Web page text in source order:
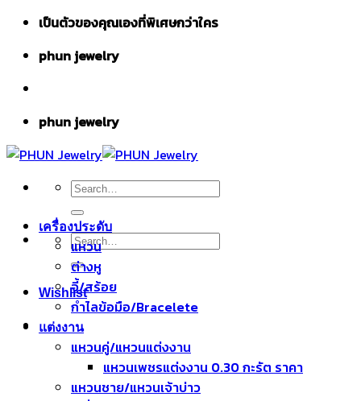
Skip
content
เป็นตัวของคุณเองที่พิเศษกว่าใคร
phun jewelry
phun jewelry
Search
for:
Search
for:
Wishlist
เครื่องประดับ
แหวน
ต่างหู
จี้/สร้อย
กำไลข้อมือ/Bracelete
แต่งงาน
แหวนคู่/แหวนแต่งงาน
แหวนเพชรแต่งงาน 0.30 กะรัต ราคา
แหวนชาย/แหวนเจ้าบ่าว